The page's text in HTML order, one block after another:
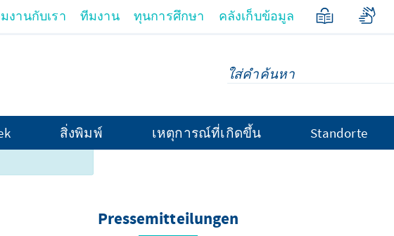
นหน้านี้ไม่มี
งานกับเรา ทีมงาน ทุนการศึกษา คลังเก็บข้อมูล
สิ่งพิมพ์ เหตุการณ์ที่เกิดขึ้น Standorte
Pressemitteilungen